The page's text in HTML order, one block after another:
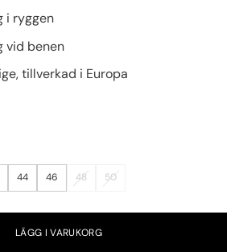
i ryggen
vid benen
tillverkad i Europa
44 46 48 50
LÄGG I VARUKORG